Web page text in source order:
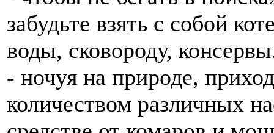
забудьте взять с собой
воды, сковороду,
- ночуя на природе,
количеством различных